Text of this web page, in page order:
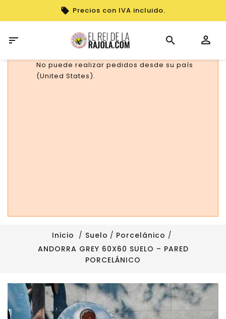
Precios con IVA incluido.

No puede realizar pedidos desde su país
(United States).
Inicio Suelo
Porcelánico
ANDORRA GREY 60X60 SUELO – PARED
PORCELÁNICO